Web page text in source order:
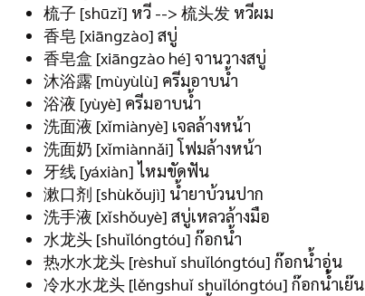
梳子 [shūzǐ] หวี --> 梳头发 หวีผม
香皂 [xiāngzào] สบู่
香皂盒 [xiāngzào hé] จานวางสบู่
沐浴露 [mùyùlù] ครีมอาบน้ำ
浴液 [yùyè] ครีมอาบน้ำ
洗面液 [xǐmiànyè] เจลล้างหน้า
洗面奶 [xǐmiànnǎi] โฟมล้างหน้า
牙线 [yáxiàn] ไหมขัดฟัน
漱口剂 [shùkǒujì] น้ำยาบ้วนปาก
洗手液 [xǐshǒuyè] สบู่เหลวล้างมือ
水龙头 [shuǐlóngtóu] ก๊อกน้ำ
热水水龙头 [rèshuǐ shuǐlóngtóu] ก๊อกน้ำอุ่น
冷水水龙头 [lěngshuǐ shuǐlóngtóu] ก๊อกน้ำเย๊น